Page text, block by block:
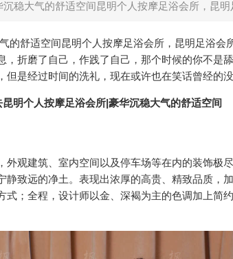
稳大气的舒适空间昆明个人按摩足浴会所，昆
的舒适空间昆明个人按摩足浴会所，昆明足浴会
折磨了自己，作践了自己，那个时候的你不是
是经过时间的洗礼，现在或许也在笑话曾经的没
观建筑、室内空间以及停车场等在内的装饰极
致远的净土。表现出浓厚的高贵、精致品质，
；全程，设计师以金、深褐为主的色调加上简